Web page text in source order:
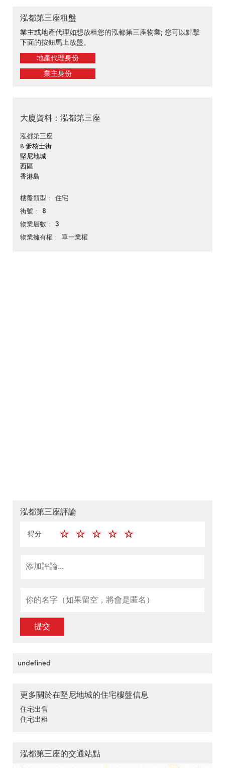
泓都第三座租盤
業主或地產代理如想放租您的泓都第三座物業; 您可以點擊
下面的按鈕馬上放盤。
地產代理身份
業主身份
大廈資料：泓都第三座
泓都第三座
8 爹核士街
堅尼地城
西區
香港島
樓盤類型 住宅
街號 8
物業層數 3
物業擁有權 單一業權
泓都第三座評論
得分
提交
undefined
更多關於在堅尼地城的住宅樓盤信息
住宅出售
住宅出租
泓都第三座的交通站點